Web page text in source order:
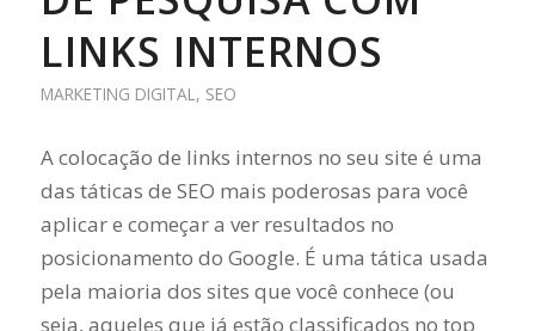
LINKS INTERNOS
MARKETING DIGITAL , SEO
A colocação de links internos no seu site é uma
das táticas de SEO mais poderosas para você
aplicar e começar a ver resultados no
posicionamento do Google. É uma tática usada
pela maioria dos sites que você conhece (ou
seja, aqueles que já estão classificados no top